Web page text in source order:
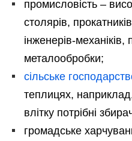
промисловість –
столярів,
інженерів-механіків,
металообробки;
сільське
теплицях,
влітку потрібні
громадське